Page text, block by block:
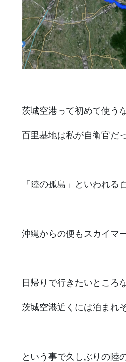
茨城空港って初めて使う
百里基地は私が自衛官だ
「陸の孤島」といわれる
沖縄からの便もスカイマ
日帰りで行きたいところ
茨城空港近くには泊まれ
という事で久しぶりの陸